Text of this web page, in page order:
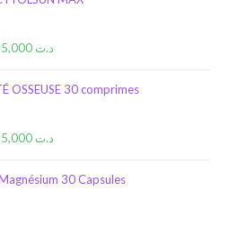
د.ت
OSSEUSE 30 comprimes
د.ت
30 Capsules